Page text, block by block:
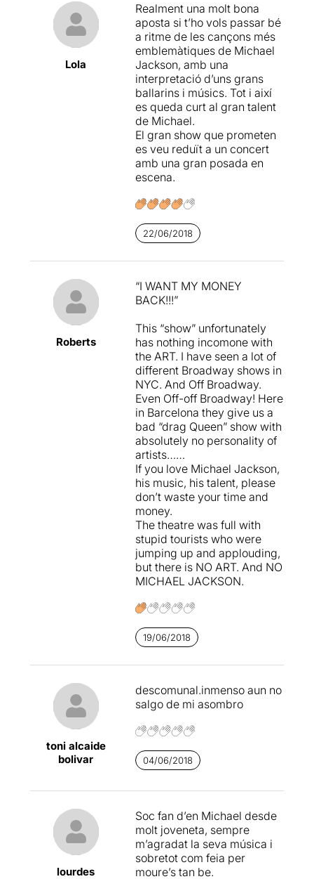
Lola
Realment una molt bona
aposta si t’ho vols passar bé
a ritme de les cançons més
emblemàtiques de Michael
Jackson, amb una
interpretació d’uns grans
ballarins i músics. Tot i així
es queda curt al gran talent
de Michael.
El gran show que prometen
es veu reduït a un concert
amb una gran posada en
escena.
22/06/2018
Roberts
“I WANT MY MONEY
BACK!!!”
This “show” unfortunately
has nothing incomone with
the ART. I have seen a lot of
different Broadway shows in
NYC. And Off Broadway.
Even Off-off Broadway! Here
in Barcelona they give us a
bad “drag Queen” show with
absolutely no personality of
artists……
If you love Michael Jackson,
his music, his talent, please
don’t waste your time and
money.
The theatre was full with
stupid tourists who were
jumping up and applouding,
but there is NO ART. And NO
MICHAEL JACKSON.
19/06/2018
toni alcaide
bolivar
descomunal.inmenso aun no
salgo de mi asombro
04/06/2018
lourdes
Soc fan d’en Michael desde
molt joveneta, sempre
m’agradat la seva música i
sobretot com feia per
moure’s tan be.